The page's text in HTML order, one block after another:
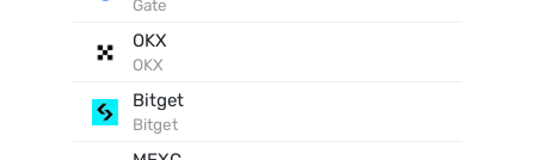
Gate
OKX
OKX
Bitget
Bitget